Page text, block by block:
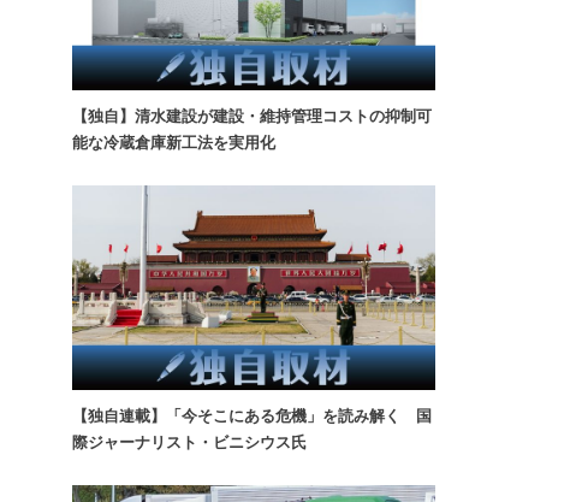
【独自】清水建設が建設・維持管理コストの抑制可
能な冷蔵倉庫新工法を実用化
【独自連載】「今そこにある危機」を読み解く 国
際ジャーナリスト・ビニシウス氏